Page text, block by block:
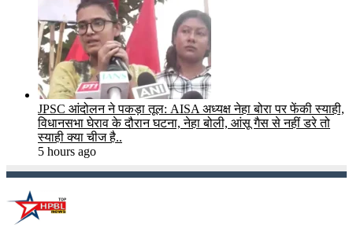
JPSC आंदोलन ने पकड़ा तूल: AISA अध्यक्ष नेहा बोरा पर फेंकी स्याही,
विधानसभा घेराव के दौरान घटना, नेहा बोली, आंसू गैस से नहीं डरे तो
स्याही क्या चीज है..
5 hours ago